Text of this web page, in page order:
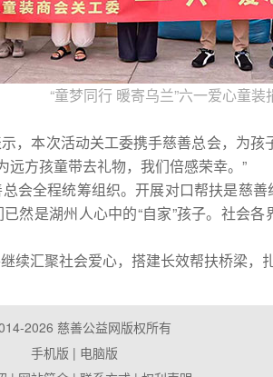
“童梦同行 暖寄乌兰”六一爱心童装
本次活动关工委携手慈善总会，为孩
远方孩童带去礼物，我们倍感荣幸。”
全程统筹组织。开展对口帮扶是慈善
然是湖州人心中的“自家”孩子。社会
汇聚社会爱心，搭建长效帮扶桥梁，扎
2026 慈善公益网版权所有
手机版 | 电脑版